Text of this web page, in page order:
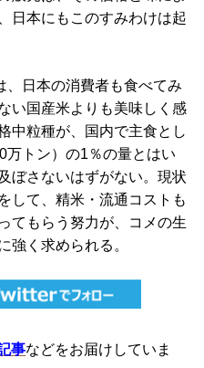
日本にもこのすみわけは起
日本の消費者も食べてみ
い国産米よりも美味しく感
中粒種が、国内で主食とし
万トン）の1％の量とはい
ぼさないはずがない。現状
して、精米・流通コストも
てもらう努力が、コメの生
強く求められる。
事などをお届けしていま